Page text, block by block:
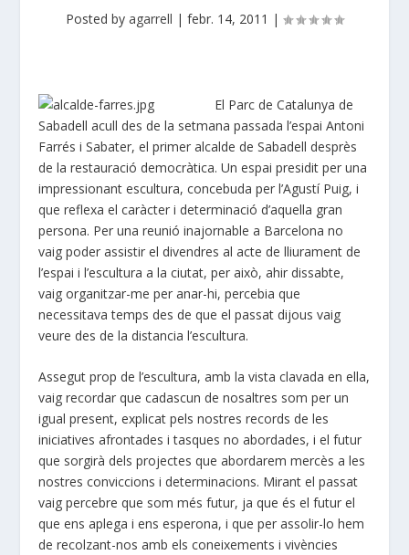
Posted by agarrell | febr. 14, 2011 |
El Parc de Catalunya de
Sabadell acull des de la setmana passada l’espai Antoni
Farrés i Sabater, el primer alcalde de Sabadell desprès
de la restauració democràtica. Un espai presidit per una
impressionant escultura, concebuda per l’Agustí Puig, i
que reflexa el caràcter i determinació d’aquella gran
persona. Per una reunió inajornable a Barcelona no
vaig poder assistir el divendres al acte de lliurament de
l’espai i l’escultura a la ciutat, per això, ahir dissabte,
vaig organitzar-me per anar-hi, percebia que
necessitava temps des de que el passat dijous vaig
veure des de la distancia l’escultura.
Assegut prop de l’escultura, amb la vista clavada en ella,
vaig recordar que cadascun de nosaltres som per un
igual present, explicat pels nostres records de les
iniciatives afrontades i tasques no abordades, i el futur
que sorgirà dels projectes que abordarem mercès a les
nostres conviccions i determinacions. Mirant el passat
vaig percebre que som més futur, ja que és el futur el
que ens aplega i ens esperona, i que per assolir-lo hem
de recolzant-nos amb els coneixements i vivències